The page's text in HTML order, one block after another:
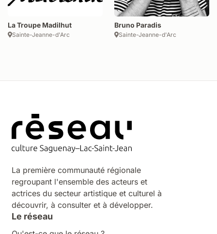
La Troupe Madilhut
Sainte-Jeanne-d'Arc
Bruno Paradis
Sainte-Jeanne-d'Arc
La première communauté régionale
regroupant l'ensemble des acteurs et
actrices du secteur artistique et culturel à
découvrir, à consulter et à développer.
Le réseau